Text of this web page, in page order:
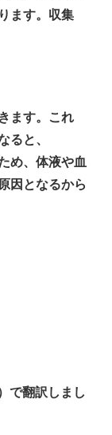
ます。収集
ます。これ
ると、
め、体液や血
因となるから
で翻訳しまし